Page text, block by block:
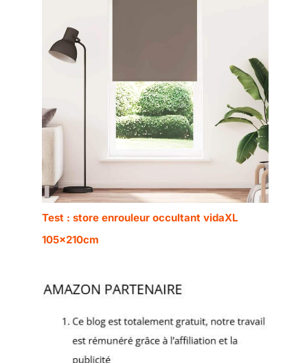
Test : store enrouleur occultant vidaXL
105x210cm